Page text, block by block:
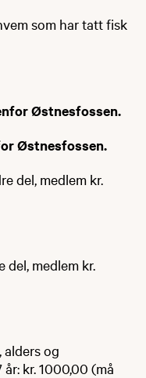
som har tatt fisk
Østnesfossen.
Østnesfossen.
del, medlem kr.
del, medlem kr.
alders og
kr. 1000,00 (må